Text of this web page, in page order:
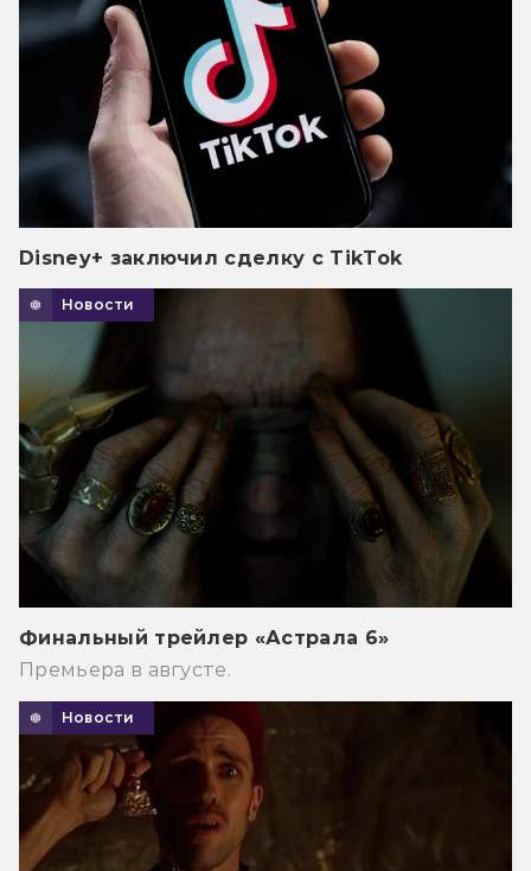
Disney+ заключил сделку с TikTok
Новости
Финальный трейлер «Астрала 6»
Премьера в августе.
Новости